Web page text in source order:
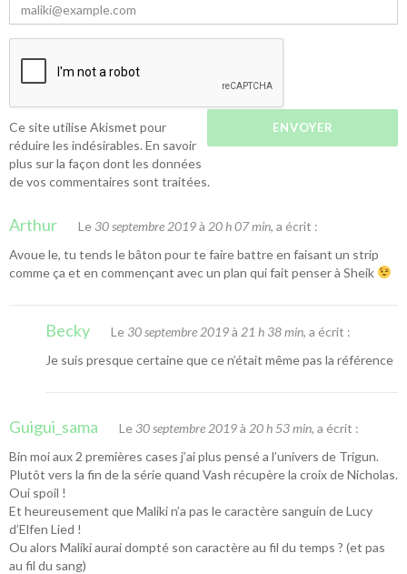
Ce site utilise Akismet pour
réduire les indésirables. En savoir
plus sur la façon dont les données
de vos commentaires sont traitées.
Arthur Le 30 septembre 2019à 20 h 07 min, a écrit :
Avoue le, tu tends le bâton pour te faire battre en faisant un strip
comme ça et en commençant avec un plan qui fait penser à Sheik
Becky Le 30 septembre 2019à 21 h 38 min, a écrit :
Je suis presque certaine que ce n’était même pas la référence
Guigui_sama Le 30 septembre 2019à 20 h 53 min, a écrit :
Bin moi aux 2 premières cases j’ai plus pensé a l’univers de Trigun.
Plutôt vers la fin de la série quand Vash récupère la croix de Nicholas.
Oui spoil !
Et heureusement que Maliki n’a pas le caractère sanguin de Lucy
d’Elfen Lied !
Ou alors Maliki aurai dompté son caractère au fil du temps ? (et pas
au fil du sang)